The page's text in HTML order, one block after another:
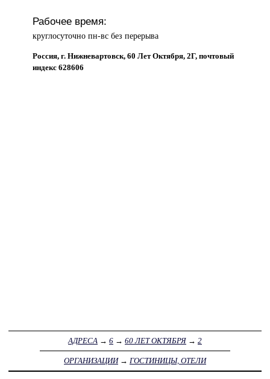
Рабочее время:
круглосуточно пн-вс без перерыва
Россия, г. Нижневартовск, 60 Лет Октября, 2Г, почтовый
индекс 628606
АДРЕСА → 6 → 60 ЛЕТ ОКТЯБРЯ → 2
ОРГАНИЗАЦИИ→ ГОСТИНИЦЫ, ОТЕЛИ